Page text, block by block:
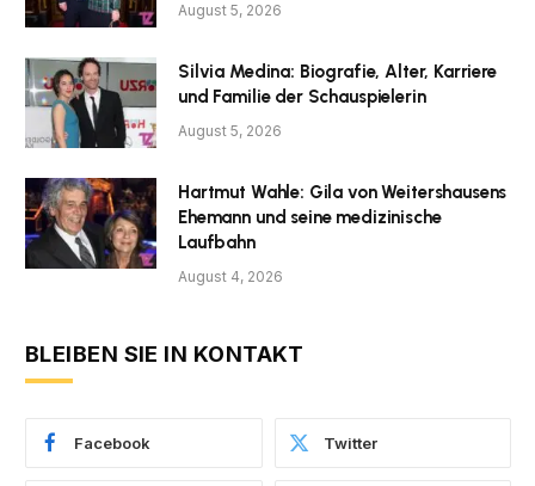
August 5, 2026
Silvia Medina: Biografie, Alter, Karriere
und Familie der Schauspielerin
August 5, 2026
Hartmut Wahle: Gila von Weitershausens
Ehemann und seine medizinische
Laufbahn
August 4, 2026
BLEIBEN SIE IN KONTAKT
Facebook Twitter